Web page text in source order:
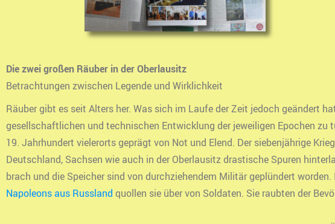
Die zwei großen Räuber in der Oberlausitz
Betrachtungen zwischen Legende und Wirklichkeit
Räuber gibt es seit Alters her. Was sich im Laufe der Zeit jedoch geändert
gesellschaftlichen und technischen Entwicklung der jeweiligen Epochen zu
19. Jahrhundert vielerorts geprägt von Not und Elend. Der siebenjährige
Deutschland, Sachsen wie auch in der Oberlausitz drastische Spuren
brach und die Speicher sind von durchziehendem Militär geplündert
Napoleons aus Russland quollen sie über von Soldaten. Sie raubten der